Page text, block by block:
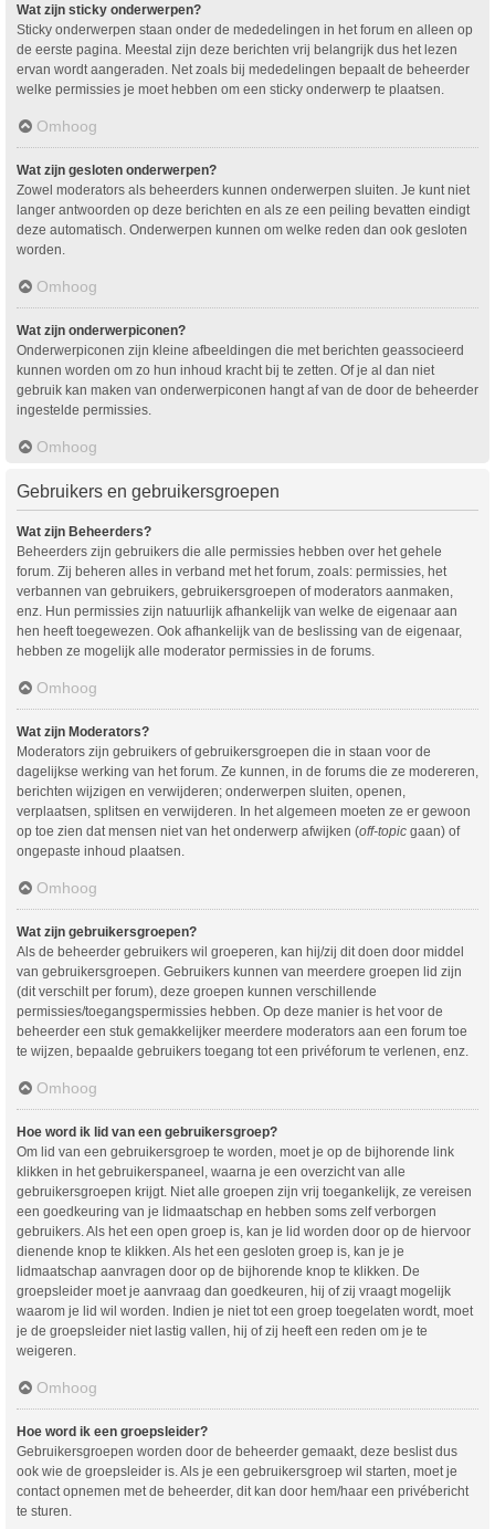
Wat zijn sticky onderwerpen?
Sticky onderwerpen staan onder de mededelingen in het forum en alleen op
de eerste pagina. Meestal zijn deze berichten vrij belangrijk dus het lezen
ervan wordt aangeraden. Net zoals bij mededelingen bepaalt de beheerder
welke permissies je moet hebben om een sticky onderwerp te plaatsen.
Omhoog
Wat zijn gesloten onderwerpen?
Zowel moderators als beheerders kunnen onderwerpen sluiten. Je kunt niet
langer antwoorden op deze berichten en als ze een peiling bevatten eindigt
deze automatisch. Onderwerpen kunnen om welke reden dan ook gesloten
worden.
Omhoog
Wat zijn onderwerpiconen?
Onderwerpiconen zijn kleine afbeeldingen die met berichten geassocieerd
kunnen worden om zo hun inhoud kracht bij te zetten. Of je al dan niet
gebruik kan maken van onderwerpiconen hangt af van de door de beheerder
ingestelde permissies.
Omhoog
Gebruikers en gebruikersgroepen
Wat zijn Beheerders?
Beheerders zijn gebruikers die alle permissies hebben over het gehele
forum. Zij beheren alles in verband met het forum, zoals: permissies, het
verbannen van gebruikers, gebruikersgroepen of moderators aanmaken,
enz. Hun permissies zijn natuurlijk afhankelijk van welke de eigenaar aan
hen heeft toegewezen. Ook afhankelijk van de beslissing van de eigenaar,
hebben ze mogelijk alle moderator permissies in de forums.
Omhoog
Wat zijn Moderators?
Moderators zijn gebruikers of gebruikersgroepen die in staan voor de
dagelijkse werking van het forum. Ze kunnen, in de forums die ze modereren,
berichten wijzigen en verwijderen; onderwerpen sluiten, openen,
verplaatsen, splitsen en verwijderen. In het algemeen moeten ze er gewoon
op toe zien dat mensen niet van het onderwerp afwijken (off-topic gaan) of
ongepaste inhoud plaatsen.
Omhoog
Wat zijn gebruikersgroepen?
Als de beheerder gebruikers wil groeperen, kan hij/zij dit doen door middel
van gebruikersgroepen. Gebruikers kunnen van meerdere groepen lid zijn
(dit verschilt per forum), deze groepen kunnen verschillende
permissies/toegangspermissies hebben. Op deze manier is het voor de
beheerder een stuk gemakkelijker meerdere moderators aan een forum toe
te wijzen, bepaalde gebruikers toegang tot een privéforum te verlenen, enz.
Omhoog
Hoe word ik lid van een gebruikersgroep?
Om lid van een gebruikersgroep te worden, moet je op de bijhorende link
klikken in het gebruikerspaneel, waarna je een overzicht van alle
gebruikersgroepen krijgt. Niet alle groepen zijn vrij toegankelijk, ze vereisen
een goedkeuring van je lidmaatschap en hebben soms zelf verborgen
gebruikers. Als het een open groep is, kan je lid worden door op de hiervoor
dienende knop te klikken. Als het een gesloten groep is, kan je je
lidmaatschap aanvragen door op de bijhorende knop te klikken. De
groepsleider moet je aanvraag dan goedkeuren, hij of zij vraagt mogelijk
waarom je lid wil worden. Indien je niet tot een groep toegelaten wordt, moet
je de groepsleider niet lastig vallen, hij of zij heeft een reden om je te
weigeren.
Omhoog
Hoe word ik een groepsleider?
Gebruikersgroepen worden door de beheerder gemaakt, deze beslist dus
ook wie de groepsleider is. Als je een gebruikersgroep wil starten, moet je
contact opnemen met de beheerder, dit kan door hem/haar een privébericht
te sturen.